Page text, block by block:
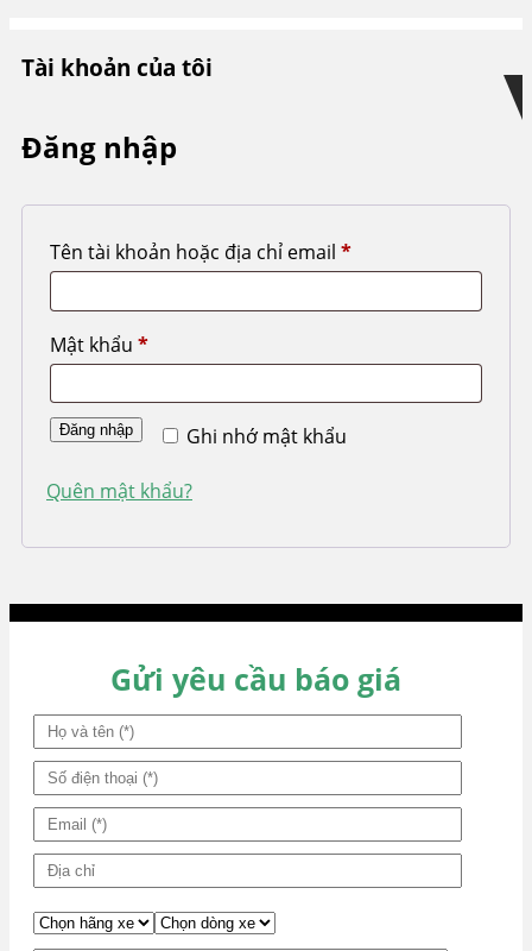
to
navigation
to
content
Tài khoản của tôi
Đăng nhập
Tên tài khoản hoặc địa chỉ email *
Mật khẩu *
Ghi nhớ mật khẩu
Đăng nhập
Quên mật khẩu?
Gửi yêu cầu báo giá